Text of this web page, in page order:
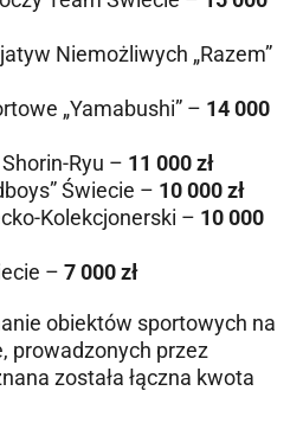
Niemożliwych „Razem”
„Yamabushi” – 14 000
Ryu – 11 000 zł
Świecie – 10 000 zł
Kolekcjonerski – 10 000
– 7 000 zł
obiektów sportowych na
prowadzonych przez
została łączna kwota